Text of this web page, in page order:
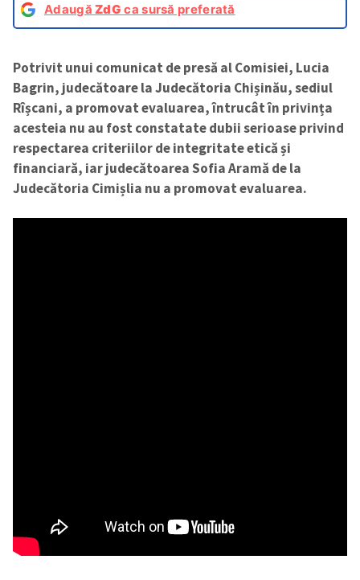
AdaugăZdG ca sursă preferată
Potrivit unui comunicat de presă al Comisiei, Lucia
Bagrin, judecătoare la Judecătoria Chișinău, sediul
Rîșcani, a promovat evaluarea, întrucât în privința
acesteia nu au fost constatate dubii serioase privind
respectarea criteriilor de integritate etică și
financiară, iar judecătoarea Sofia Aramă de la
Judecătoria Cimișlia nu a promovat evaluarea.